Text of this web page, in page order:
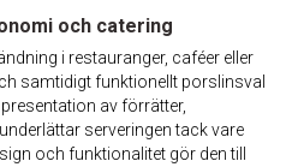
och catering
i restauranger, caféer eller
samtidigt funktionellt porslinsval
av förrätter,
serveringen tack vare
och funktionalitet gör den till